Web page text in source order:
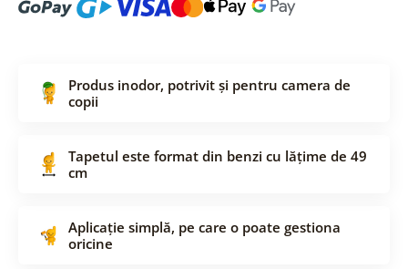
Produs inodor, potrivit și pentru camera de
copii
Tapetul este format din benzi cu lățime de 49
cm
Aplicație simplă, pe care o poate gestiona
oricine